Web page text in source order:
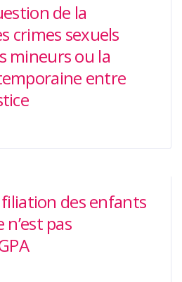
de la
crimes sexuels
mineurs ou la
entre
des enfants
n’est pas